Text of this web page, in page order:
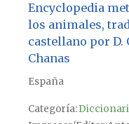
Encyclopedia
los animales,
castellano por D.
Chanas
España
Categoría: